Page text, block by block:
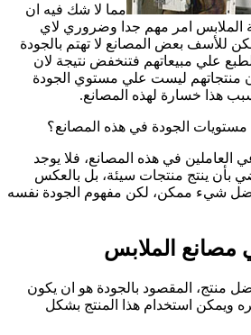
مما لا شك فيه ان
امر مهم جدا وضروري لاي
للأسف بعض المصانع لا تهتم بالجودة
علي مبيعاتهم فتنخفض نتيجة لان
منتجاتهم ليست علي مستوي الجودة
هذا خسارة لهذه المصانع.
الجودة في هذه المصانع؟
في هذه المصانع، فلا يوجد
ينتج منتجات سيئة، بل بالعكس
شيء ممكن، لكن مفهوم الجودة نفسه
مصانع الملابس
منتج، المقصود بالجودة هو ان يكون
ويمكن استخدام هذا المنتج بشكل